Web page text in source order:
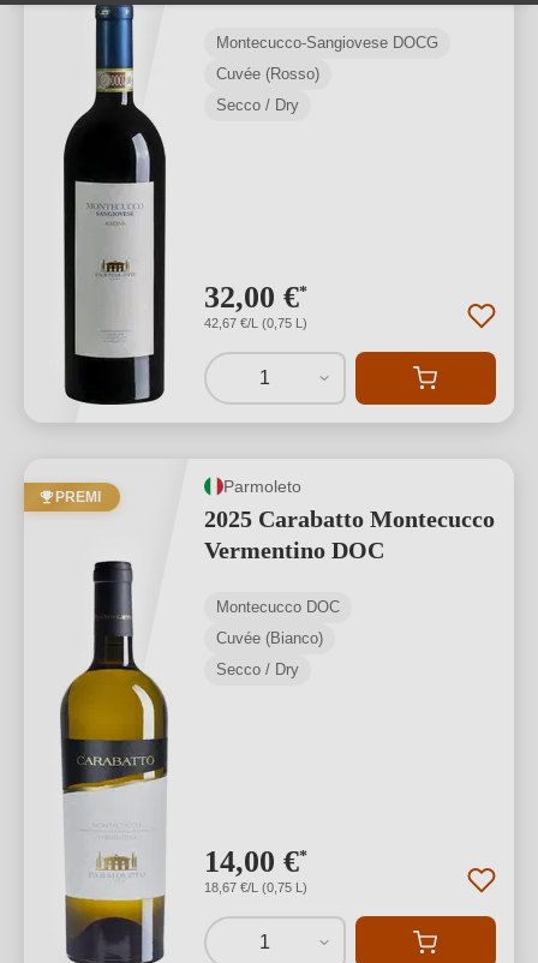
Montecucco-Sangiovese DOCG
Cuvée (Rosso)
Secco / Dry
32,00 €*
42,67 €/L (0,75 L)
1
PREMI
Parmoleto
2025 Carabatto Montecucco
Vermentino DOC
Montecucco DOC
Cuvée (Bianco)
Secco / Dry
14,00 €*
18,67 €/L (0,75 L)
1